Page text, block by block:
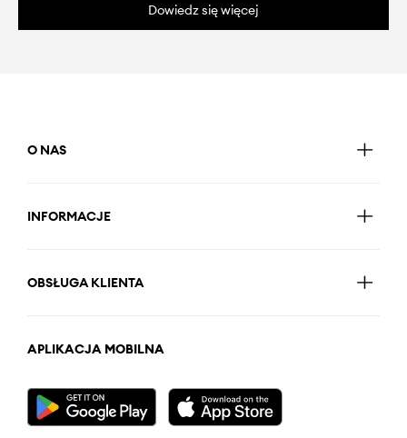
Dowiedz się więcej
O NAS
INFORMACJE
OBSŁUGA KLIENTA
APLIKACJA MOBILNA